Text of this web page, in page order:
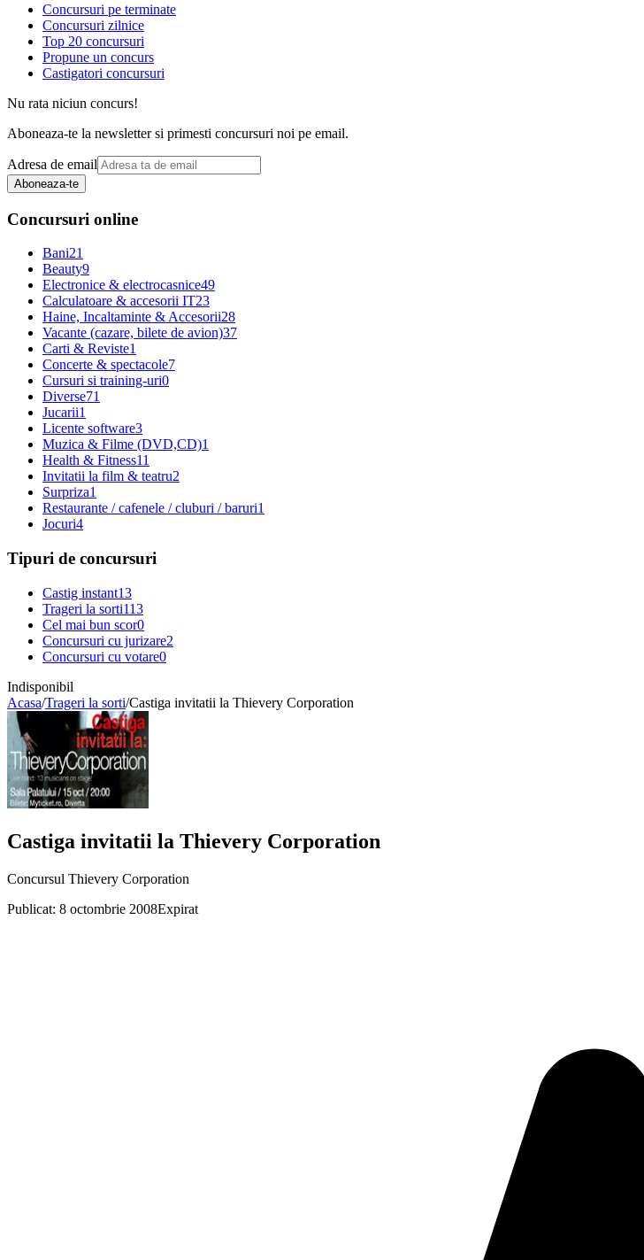
Concursuri pe terminate
Concursuri zilnice
Top 20 concursuri
Propune un concurs
Castigatori concursuri
Nu rata niciun concurs!
Aboneaza-te la newsletter si primesti concursuri noi pe email.
Adresa de email
Aboneaza-te
Concursuri online
Bani21
Beauty9
Electronice & electrocasnice49
Calculatoare & accesorii IT23
Haine, Incaltaminte & Accesorii28
Vacante (cazare, bilete de avion)37
Carti & Reviste1
Concerte & spectacole7
Cursuri si training-uri0
Diverse71
Jucarii1
Licente software3
Muzica & Filme (DVD,CD)1
Health & Fitness11
Invitatii la film & teatru2
Surpriza1
Restaurante / cafenele / cluburi / baruri1
Jocuri4
Tipuri de concursuri
Castig instant13
Trageri la sorti113
Cel mai bun scor0
Concursuri cu jurizare2
Concursuri cu votare0
Indisponibil
Acasa/Trageri la sorti/Castiga invitatii la Thievery Corporation
Castiga invitatii la Thievery Corporation
Concursul Thievery Corporation
Publicat: 8 octombrie 2008Expirat